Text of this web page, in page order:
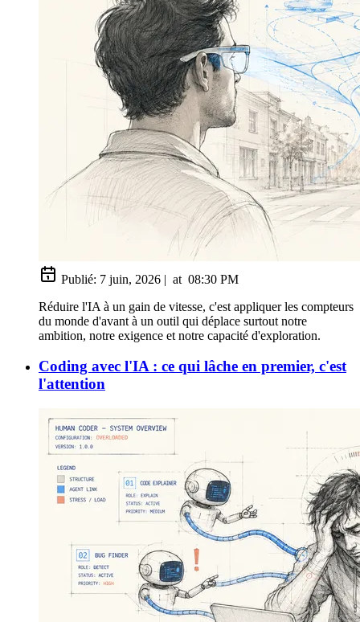
Publié: 7 juin, 2026 | at 08:30 PM
Réduire l'IA à un gain de vitesse, c'est appliquer les compteurs
du monde d'avant à un outil qui déplace surtout notre
ambition, notre exigence et notre capacité d'exploration.
Coding avec l'IA : ce qui lâche en premier, c'est
l'attention